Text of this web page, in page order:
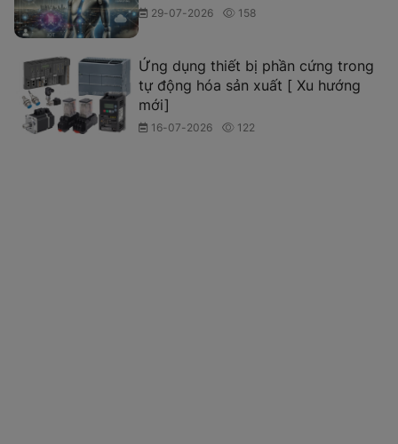
29-07-2026 158
Ứng dụng thiết bị phần cứng trong
tự động hóa sản xuất [ Xu hướng
mới]
16-07-2026 122